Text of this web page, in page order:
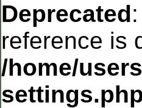
Deprecated
reference is
/home/